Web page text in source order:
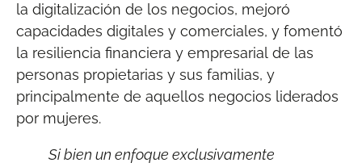
la digitalización de los negocios, mejoró
capacidades digitales y comerciales, y fomentó
la resiliencia financiera y empresarial de las
personas propietarias y sus familias, y
principalmente de aquellos negocios liderados
por mujeres.
Si bien un enfoque exclusivamente